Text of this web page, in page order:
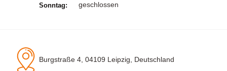
Sonntag: geschlossen
Burgstraße 4, 04109 Leipzig, Deutschland